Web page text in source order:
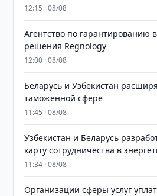
12:15 · 08/08
Агентство по гарантированию
решения Regnology
12:00 · 08/08
Беларусь и Узбекистан
таможенной сфере
11:45 · 08/08
Узбекистан и Беларусь
карту сотрудничества в
11:34 · 08/08
Организации сферы услуг